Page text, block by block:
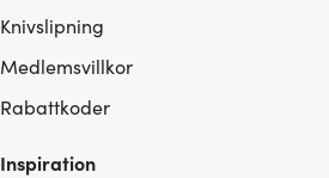
Knivslipning
Medlemsvillkor
Rabattkoder
Inspiration